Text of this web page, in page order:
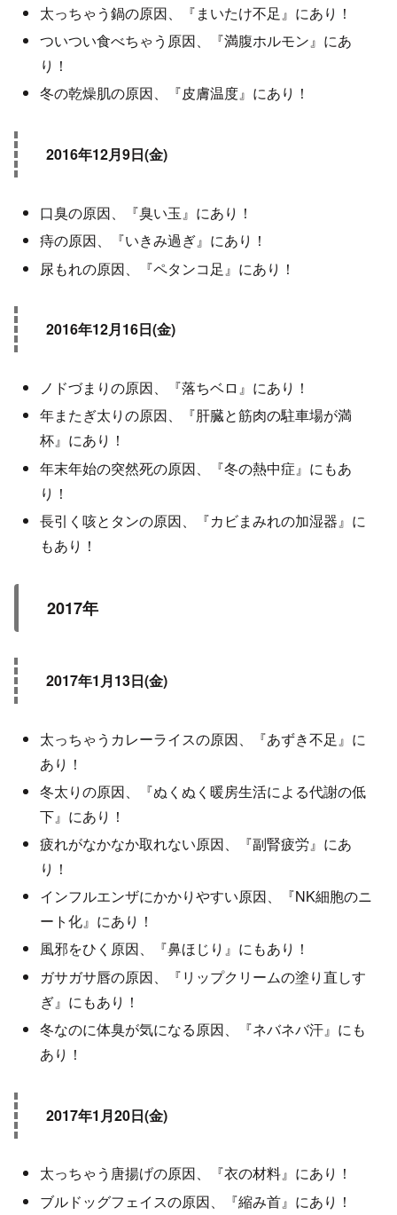
太っちゃう鍋の原因、『まいたけ不足』にあり！
ついつい食べちゃう原因、『満腹ホルモン』にあ
り！
冬の乾燥肌の原因、『皮膚温度』にあり！
2016年12月9日(金)
口臭の原因、『臭い玉』にあり！
痔の原因、『いきみ過ぎ』にあり！
尿もれの原因、『ペタンコ足』にあり！
2016年12月16日(金)
ノドづまりの原因、『落ちベロ』にあり！
年またぎ太りの原因、『肝臓と筋肉の駐車場が満
杯』にあり！
年末年始の突然死の原因、『冬の熱中症』にもあ
り！
長引く咳とタンの原因、『カビまみれの加湿器』に
もあり！
2017年
2017年1月13日(金)
太っちゃうカレーライスの原因、『あずき不足』に
あり！
冬太りの原因、『ぬくぬく暖房生活による代謝の低
下』にあり！
疲れがなかなか取れない原因、『副腎疲労』にあ
り！
インフルエンザにかかりやすい原因、『NK細胞のニ
ート化』にあり！
風邪をひく原因、『鼻ほじり』にもあり！
ガサガサ唇の原因、『リップクリームの塗り直しす
ぎ』にもあり！
冬なのに体臭が気になる原因、『ネバネバ汗』にも
あり！
2017年1月20日(金)
太っちゃう唐揚げの原因、『衣の材料』にあり！
ブルドッグフェイスの原因、『縮み首』にあり！